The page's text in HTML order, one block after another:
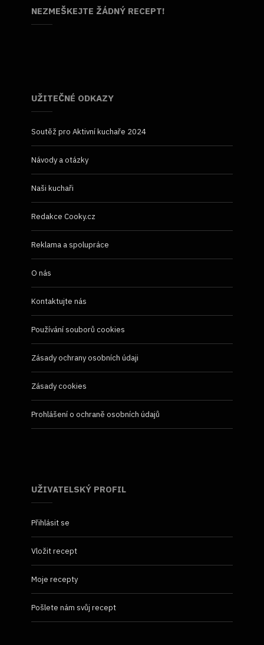
NEZMEŠKEJTE ŽÁDNÝ RECEPT!
UŽITEČNÉ ODKAZY
Soutěž pro Aktivní kuchaře 2024
Návody a otázky
Naši kuchaři
Redakce Cooky.cz
Reklama a spolupráce
O nás
Kontaktujte nás
Používání souborů cookies
Zásady ochrany osobních údaji
Zásady cookies
Prohlášení o ochraně osobních údajů
UŽIVATELSKÝ PROFIL
Přihlásit se
Vložit recept
Moje recepty
Pošlete nám svůj recept